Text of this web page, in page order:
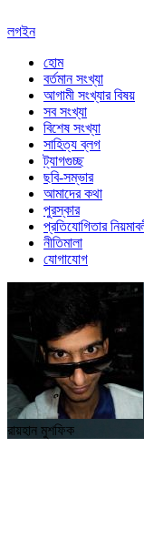
লগইন
হোম
বর্তমান সংখ্যা
আগামী সংখ্যার বিষয়
সব সংখ্যা
বিশেষ সংখ্যা
সাহিত্য ব্লগ
ট্যাগগুচ্ছ
ছবি-সম্ভার
আমাদের কথা
পুরস্কার
প্রতিযোগিতার
নীতিমালা
যোগাযোগ
রায়হান মুশফিক